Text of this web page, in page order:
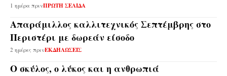
1 ημέρα πρινΠΡΩΤΗ ΣΕΛΙΔΑ
Απαράμιλλος καλλιτεχνικός Σεπτέμβρης στο
Περιστέρι με δωρεάν είσοδο
2 ημέρες πρινΕΚΔΗΛΩΣΕΙΣ
Ο σκύλος, ο λύκος και η ανθρωπιά